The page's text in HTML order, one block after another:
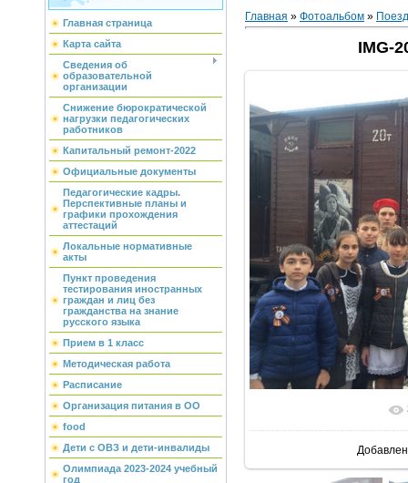
Главная страница
Карта сайта
Сведения об
образовательной
организации
Снижение бюрократической
нагрузки педагогических
работников
Капитальный ремонт-2022
Официальные документы
Педагогические кадры.
Перспективные планы и
графики прохождения
аттестаций
Локальные нормативные
акты
Пункт проведения
тестирования иностранных
граждан и лиц без
гражданства на знание
русского языка
Прием в 1 класс
Методическая работа
Расписание
Организация питания в ОО
food
Дети с ОВЗ и дети-инвалиды
Олимпиада 2023-2024 учебный
год
Главная » Фотоальбом »
IMG-
В